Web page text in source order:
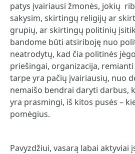
patys įvairiausi žmonės, jokių
sakysim, skirtingų religijų ar
grupių, ar skirtingų politinių
bandome būti atsiriboję nuo
neatrodytų, kad čia politinės
priešingai, organizacija,
tarpe yra pačių įvairiausių, nuo
nemaišo bendrai daryti darbus,
yra prasmingi, iš kitos pusės –
pomėgius.
Pavyzdžiui, vasarą labai aktyviai